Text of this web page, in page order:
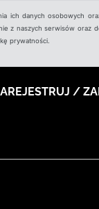
ich danych osobowych
z naszych serwisów oraz
prywatności.
/